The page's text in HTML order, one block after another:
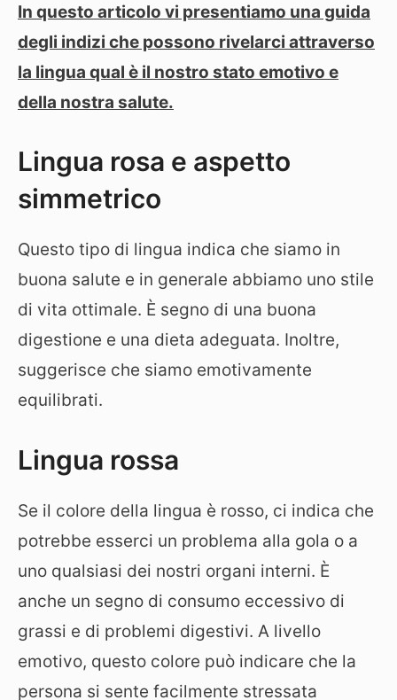
In questo articolo vi presentiamo una guida
degli indizi che possono rivelarci attraverso
la lingua qual è il nostro stato emotivo e
della nostra salute.
Lingua rosa e aspetto
simmetrico
Questo tipo di lingua indica che siamo in
buona salute e in generale abbiamo uno stile
di vita ottimale. È segno di una buona
digestione e una dieta adeguata. Inoltre,
suggerisce che siamo emotivamente
equilibrati.
Lingua rossa
Se il colore della lingua è rosso, ci indica che
potrebbe esserci un problema alla gola o a
uno qualsiasi dei nostri organi interni. È
anche un segno di consumo eccessivo di
grassi e di problemi digestivi. A livello
emotivo, questo colore può indicare che la
persona si sente facilmente stressata